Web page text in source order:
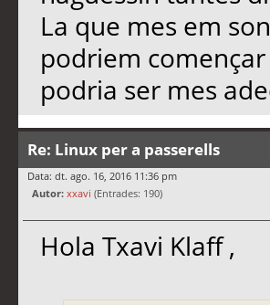
La que mes em
podriem
podria ser mes
Re: Linux per a passerells
Data: dt. ago. 16, 2016 11:36 pm
Autor: xxavi (Entrades: 190)
Hola Txavi Klaff ,